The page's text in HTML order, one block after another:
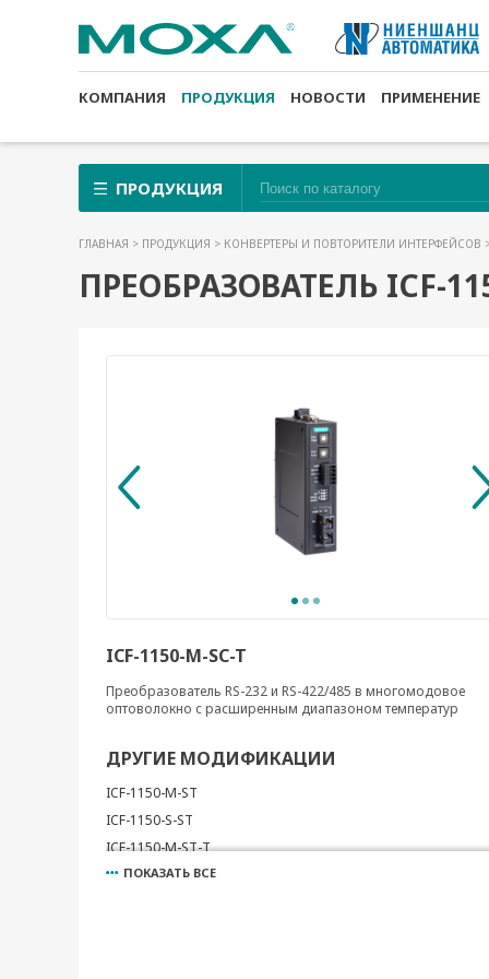
КОМПАНИЯ ПРОДУКЦИЯ НОВОСТИ ПРИМЕНЕНИЕ
ПРОДУКЦИЯ
ГЛАВНАЯ > ПРОДУКЦИЯ > КОНВЕРТЕРЫ И ПОВТОРИТЕЛИ ИНТЕРФЕЙСОВ
ПРЕОБРАЗОВАТЕЛЬ ICF-
ICF-1150-M-SC-T
Преобразователь RS-232 и RS-422/485 в многомодовое
оптоволокно с расширенным диапазоном температур
ДРУГИЕ МОДИФИКАЦИИ
ICF-1150-M-ST
ICF-1150-S-ST
ICF-1150-M-ST-T
ICF-1150-S-ST-T
ПОКАЗАТЬ ВСЕ